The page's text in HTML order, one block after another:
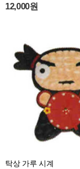
12,000원
탁상 가루 시계